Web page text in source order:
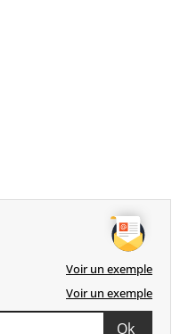
Voir un exemple
Voir un exemple